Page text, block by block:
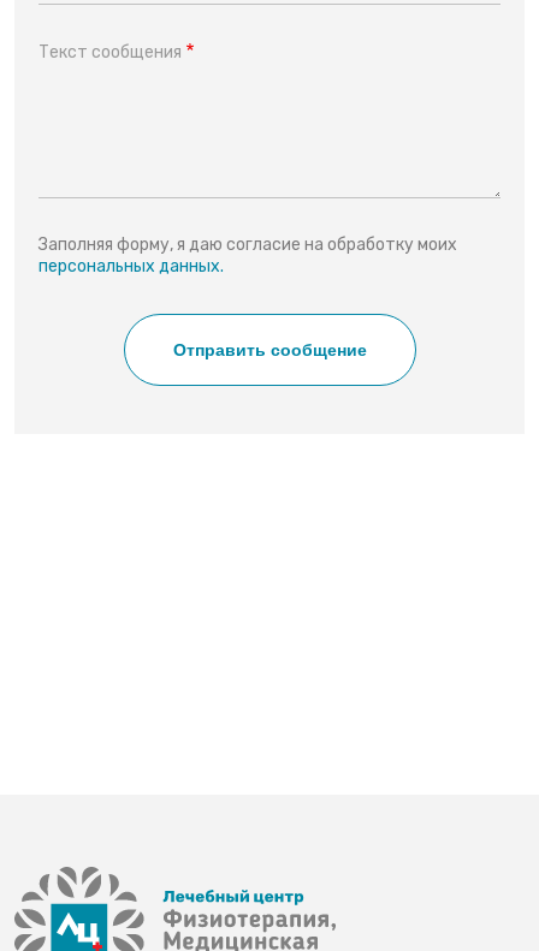
Текст сообщения
Заполняя форму, я даю согласие на обработку моих
персональных данных.